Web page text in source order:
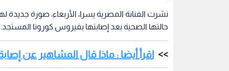
نشرت الفنانة المصرية يسرا، الأربعاء، صورة
حالتها الصحية بعد إصابتها بفيروس كورونا المستجد.
اقرأ أيضا : ماذا قال المشاهير عن